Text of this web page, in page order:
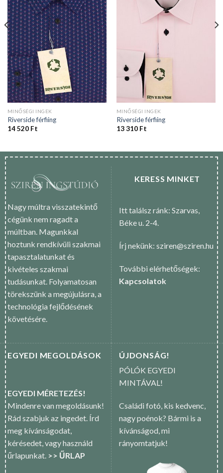
MINŐSÉGI INGEK
Riverside férfiing
14 520 Ft
MINŐSÉGI INGEK
Riverside férfiing
13 310 Ft
Nagy múltra visszatekintő
cégünk nem ragadt a
múltban. Magunkkal
hoztunk rendkívüli szakmai
tapasztalatunkat és
kivételes szakmai
tudásunkat. Folyamatosan
törekszünk a megújulásra, a
technológia fejlődésének
követésére.
KERESS MINKET
Itt találsz ránk: Szarvas,
Béke u. 2-4.
Írj nekünk: sziren@sziren.hu
További elérhetőségek:
Kapcsolatok
EGYEDI MEGOLDÁSOK
EGYEDI MÉRETEZÉS!
Mindenre van megoldásunk!
Rád szabjuk az ingedet. Írd
meg kívánságodat,
kérésedet, vagy használd
űrlapunkat. >> ŰRLAP
ÚJDONSÁG!
PÓLÓK EGYEDI
MINTÁVAL!
Családi fotó, kis kedvenc,
nagy poénok? Bármi is a
kívánságod, mi
rányomtatjuk!